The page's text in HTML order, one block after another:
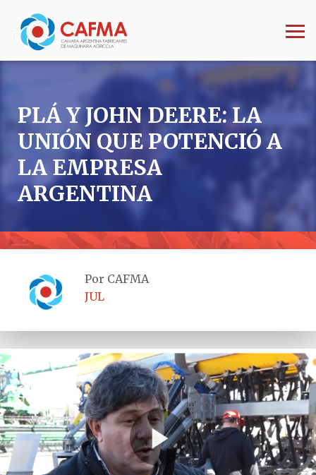
PLÁ Y JOHN DEERE: LA
UNIÓN QUE POTENCIÓ A
LA EMPRESA
ARGENTINA
Por CAFMA
JUL